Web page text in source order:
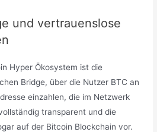
und vertrauenslose
Hyper Ökosystem ist die
Bridge, über die Nutzer BTC an
einzahlen, die im Netzwerk
transparent und die
auf der Bitcoin Blockchain vor.